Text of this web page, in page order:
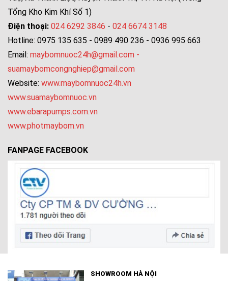
Tổng Kho Kim Khí Số 1)
Điện thoại: 024 6292 3846 - 024 6674 3148
Hotline: 0975 135 635 - 0989 490 236 - 0936 995 663
Email: maybomnuoc24h@gmail.com -
suamaybomcongnghiep@gmail.com
Website: www.maybomnuoc24h.vn
www.suamaybomnuoc.vn
www.ebarapumps.com.vn
www.photmaybom.vn
FANPAGE FACEBOOK
SHOWROOM HÀ NỘI